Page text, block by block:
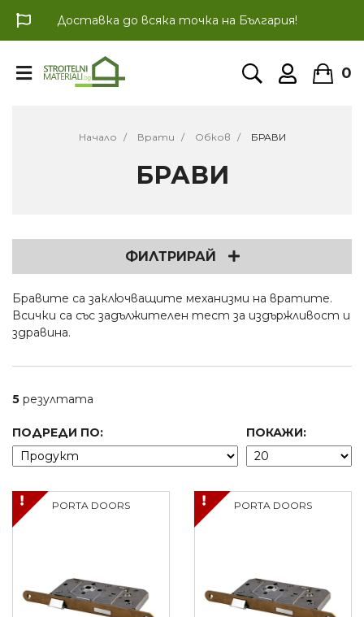
Доставка до всяка точка на България!
0
Начало Врати Обков БРАВИ
БРАВИ
ФИЛТРИРАЙ
Бравите са заключващите механизми на вратите.
Всички са със задължителен тест за издържливост и
здравина.
5 резултата
ПОДРЕДИ ПО: ПОКАЖИ:
PORTA DOORS PORTA DOORS